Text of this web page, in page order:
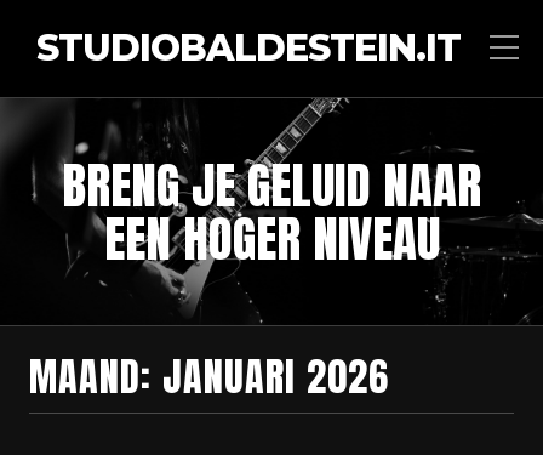
STUDIOBALDESTEIN.IT
BRENG JE GELUID NAAR
EEN HOGER NIVEAU
MAAND: JANUARI 2026